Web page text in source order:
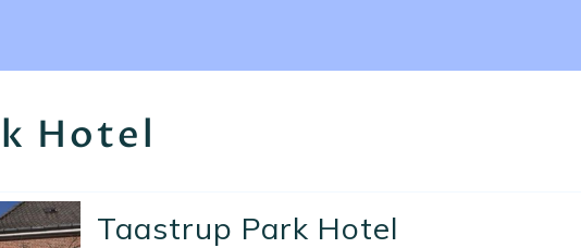
Ecrivez-nous
Hotel
Taastrup Park Hotel